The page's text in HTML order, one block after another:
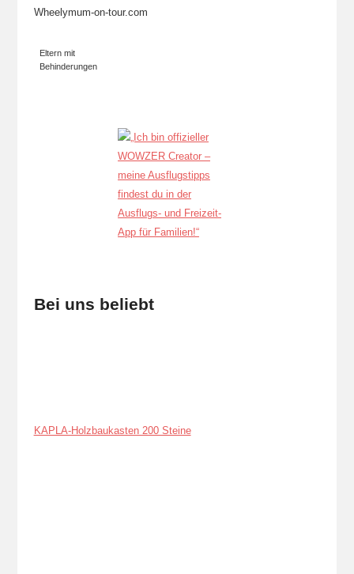
Wheelymum-on-tour.com
Eltern mit
Behinderungen
Bei uns beliebt
KAPLA-Holzbaukasten 200 Steine